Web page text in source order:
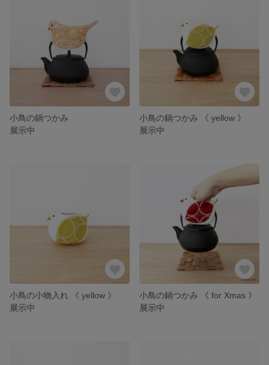
小鳥の鍋つかみ
展示中
小鳥の鍋つかみ 《 yellow 》
展示中
小鳥の小物入れ 《 yellow 》
展示中
小鳥の鍋つかみ 《 for Xmas 》
展示中